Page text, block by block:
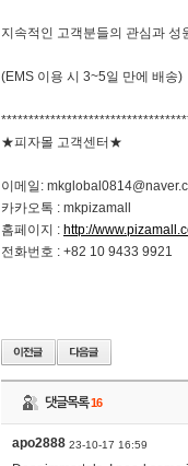
지속적인 고객분들의 관심과
(EMS 이용 시 3~5일 만에 배송)
★피자몰 고객센터★
이메일:
카카오톡 : mkpizamall
홈페이지 : http://
전화번호 : +82 10 9433 9921
댓글목록16
apo2888 23-10-17 16:59